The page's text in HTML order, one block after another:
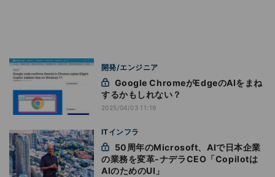
開発/エンジニア
するかもしれない？
2025/04/03 11:19
ITインフラ
の業務を変革‐ナデラCEO「Copilotは
AIのためのUI」